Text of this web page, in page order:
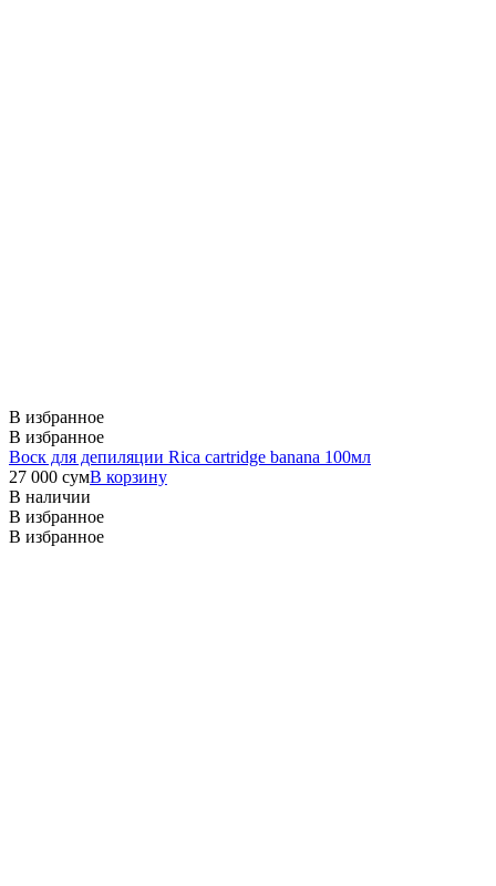
В избранное
В избранное
Воск для депиляции Rica cartridge banana 100мл
27 000 сумВ корзину
В наличии
В избранное
В избранное